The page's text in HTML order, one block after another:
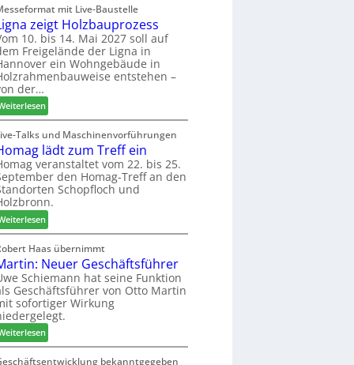
P
a
n
t
a
g
ä
s
e
r
u
n
d
-
V
r
b
i
n
d
e
r
e
i
t
t
h
e
a
d
e
r
I
n
t
e
r
z
u
m
2
0
2
7
mit Live-Baustelle
zeigt Holzbauprozess
10. bis 14. Mai 2027 soll auf
Freigelände der Ligna in
ein Wohngebäude in
entstehen –
der…
:
L
i
g
n
a
z
e
i
g
t
H
o
l
z
b
a
u
p
Talks und Maschinenvorführungen
lädt zum Treff ein
veranstaltet vom 22. bis 25.
den Homag-Treff an den
Schopfloch und
:
H
o
m
a
g
l
ä
d
t
z
Haas übernimmt
Neuer Geschäftsführer
Schiemann hat seine Funktion
Geschäftsführer von Otto Martin
sofortiger Wirkung
:
M
a
bekanntgegeben